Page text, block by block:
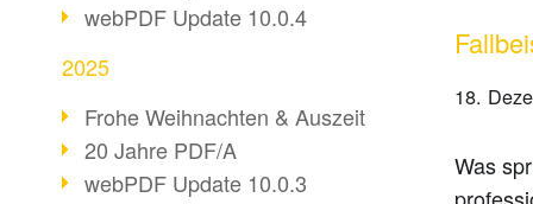
webPDF Update 10.0.4
2025
Frohe Weihnachten & Auszeit
20 Jahre PDF/A
webPDF Update 10.0.3
18.
Was